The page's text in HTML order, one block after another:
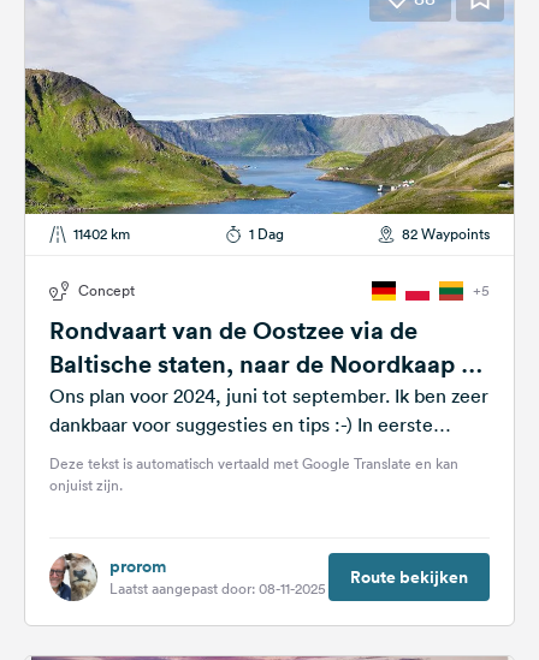
11402 km 1 Dag 82 Waypoints
Concept +5
Rondvaart van de Oostzee via de
Baltische staten, naar de Noordkaap en
terug via Noorwegen/Zweden
Ons plan voor 2024, juni tot september. Ik ben zeer
dankbaar voor suggesties en tips :-) In eerste
instantie besloot ik...
Deze tekst is automatisch vertaald met Google Translate en kan
onjuist zijn.
prorom
Laatst aangepast door: 08-11-2025 Route bekijken